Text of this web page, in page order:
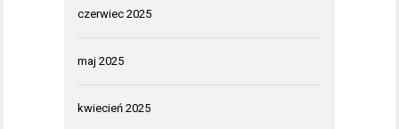
czerwiec 2025
maj 2025
kwiecień 2025